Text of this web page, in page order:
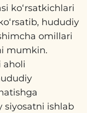
ko‘rsatkichlari
hududiy
omillari
mumkin.
aholi
siyosatni ishlab